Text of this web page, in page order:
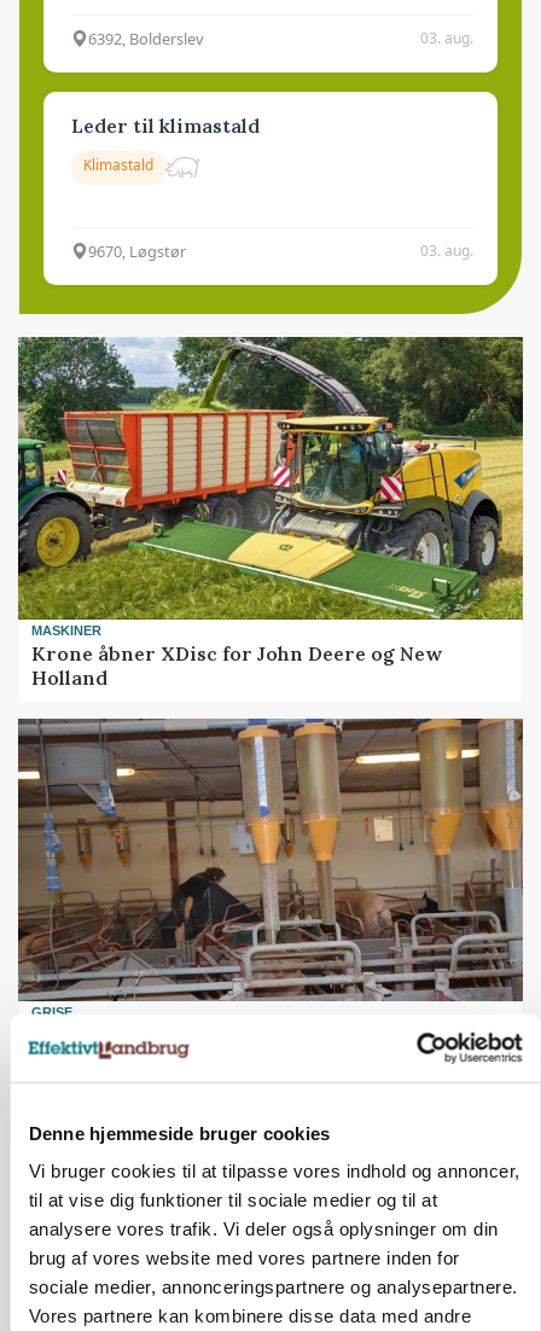
Denne hjemmeside bruger cookies
Vi bruger cookies til at tilpasse vores indhold og annoncer,
til at vise dig funktioner til sociale medier og til at
analysere vores trafik. Vi deler også oplysninger om din
brug af vores website med vores partnere inden for
sociale medier, annonceringspartnere og analysepartnere.
Vores partnere kan kombinere disse data med andre
6392, Bolderslev 03. aug.
Leder til klimastald
Klimastald
9670, Løgstør 03. aug.
MASKINER
Krone åbner XDisc for John Deere og New
Holland
GRISE
Rådgiver om DB-Tjek: Små justeringer kan give
store besparelser